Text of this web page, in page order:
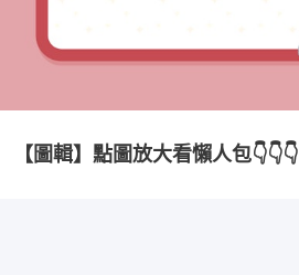
【圖輯】點圖放大看懶人包👇👇👇